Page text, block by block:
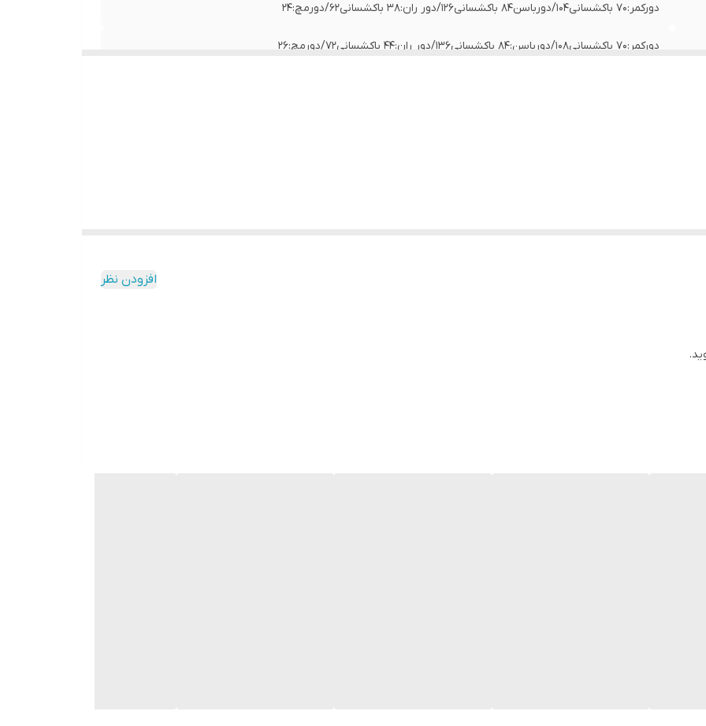
دورکمر:70 باکشسانی104/دورباسن84 باکشسانی126/دور ران:38 باکشسانی62/دورمچ:24
دورکمر:70 باکشسانی108/دورباسن:84 باکشسانی136/دور ران:44 باکشسانی72/دورمچ:26
افزودن نظر